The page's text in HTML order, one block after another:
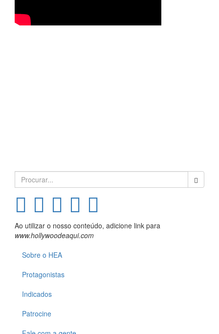
Search
for:
Ao utilizar o nosso conteúdo, adicione link para
www.hollywoodeaqui.com
Sobre o HEA
Protagonistas
Indicados
Patrocine